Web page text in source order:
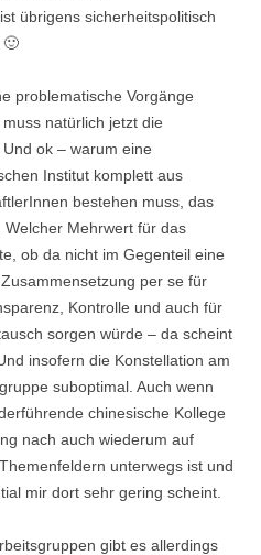
übrigens sicherheitspolitisch
🙂
problematische Vorgänge
natürlich jetzt die
ok – warum eine
Institut komplett aus
bestehen muss, das
Mehrwert für das
ob da nicht im Gegenteil eine
per se für
Kontrolle und auch für
sorgen würde – da scheint
insofern die Konstellation am
suboptimal. Auch wenn
chinesische Kollege
nach auch wiederum auf
unterwegs ist und
mir dort sehr gering scheint.
gibt es allerdings